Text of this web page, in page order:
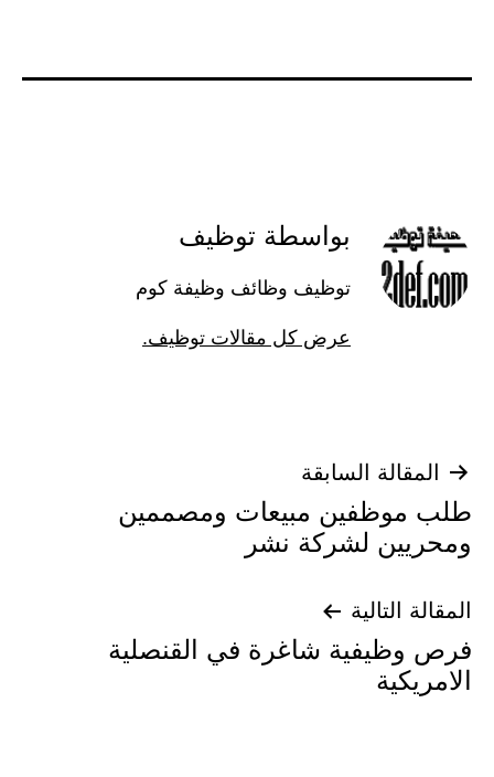
بواسطة توظيف
توظيف وظائف وظيفة كوم
عرض كل مقالات توظيف.
تصفّح
المقالات
المقالة السابقة
طلب موظفين مبيعات ومصممين
ومحريين لشركة نشر
المقالة التالية
فرص وظيفية شاغرة في القنصلية
الامريكية